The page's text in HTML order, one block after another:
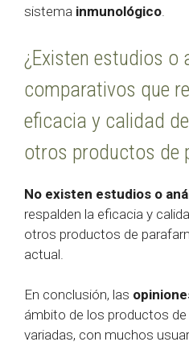
sistema inmunológico.
¿Existen estudios o
comparativos que
eficacia y calidad
otros productos de
No existen estudios o
respalden la eficacia y
otros productos de
actual.
En conclusión, las
ámbito de los productos
variadas, con muchos